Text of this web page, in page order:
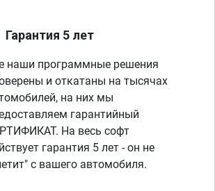
Гарантия 5 лет
наши программные решения
и откатаны на тысячах
на них мы
гарантийный
На весь софт
гарантия 5 лет - он не
с вашего автомобиля.